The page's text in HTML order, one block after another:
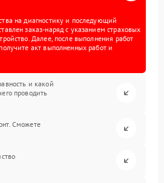
на диагностику и последующий
заказ-наряд с указанием страховых
Далее, после выполнения работ
акт выполненных работ и
и какой
проводить
Сможете